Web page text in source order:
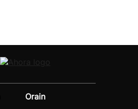
Orain